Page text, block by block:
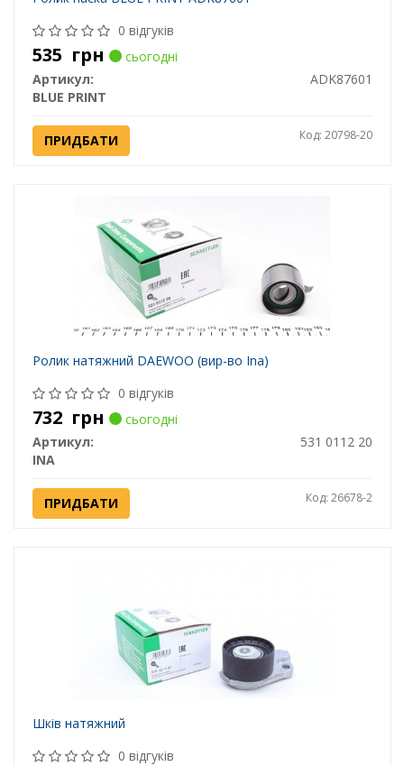
0 відгуків
535 грн
сьогодні
Артикул:
ADK87601
BLUE PRINT
ПРИДБАТИ Код: 20798-20
Ролик натяжний DAEWOO (вир-во Ina)
0 відгуків
732 грн
сьогодні
Артикул:
531 0112 20
INA
ПРИДБАТИ Код: 26678-2
Шків натяжний
0 відгуків